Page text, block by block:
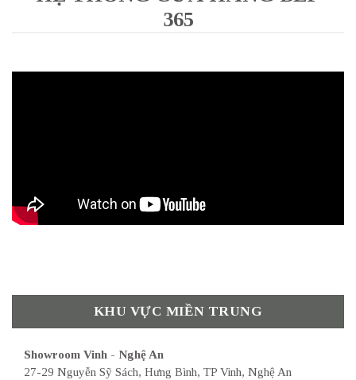
365
KHU VỰC MIỀN TRUNG
Showroom Vinh - Nghệ An
27-29 Nguyễn Sỹ Sách, Hưng Bình, TP Vinh, Nghệ An